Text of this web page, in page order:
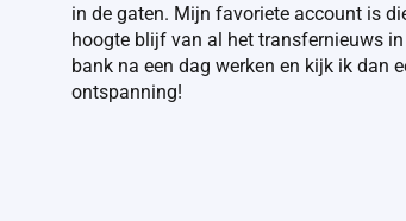
in de gaten. Mijn favoriete account is
hoogte blijf van al het transfernieuws
bank na een dag werken en kijk ik dan
ontspanning!